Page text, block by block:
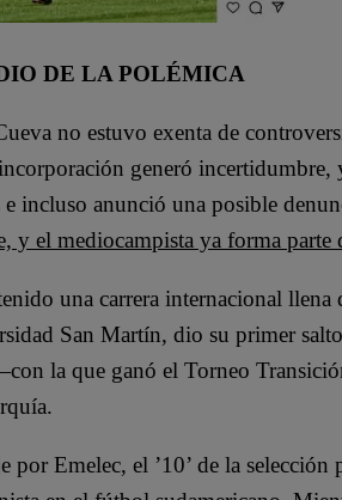
DE LA POLÉMICA
no estuvo exenta de
generó incertidumbre,
e incluso anunció una posible
y el mediocampista ya forma parte
una carrera internacional
San Martín, dio su primer
la que ganó el Torneo
por Emelec, el ’10’ de la